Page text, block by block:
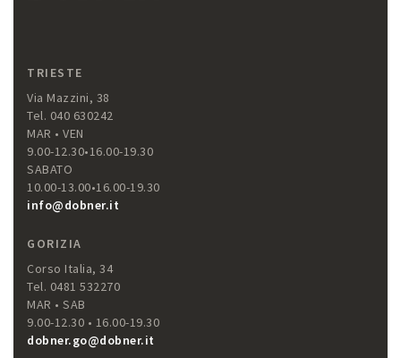
TRIESTE
Via Mazzini, 38
Tel. 040 630242
MAR • VEN
9.00-12.30•16.00-19.30
SABATO
10.00-13.00•16.00-19.30
info@dobner.it
GORIZIA
Corso Italia, 34
Tel. 0481 532270
MAR • SAB
9.00-12.30 • 16.00-19.30
dobner.go@dobner.it